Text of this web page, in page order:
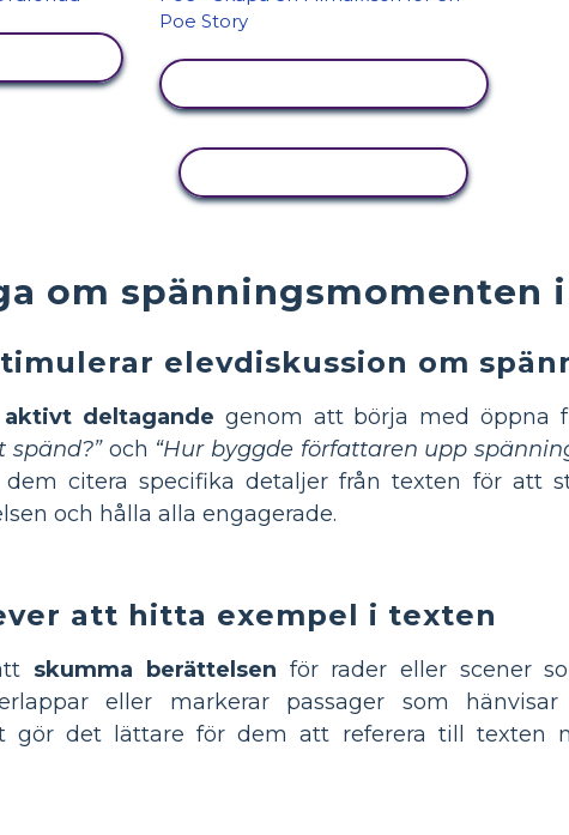
om spänningsmomenten
elevdiskussion om
aktivt deltagande genom att börja med öppna
spänd?”och “Hur byggde författaren upp
citera specifika detaljer från texten för att
och hålla alla engagerade.
att hitta exempel i texten
skumma berättelsen för rader eller scener
eller markerar passager som
gör det lättare för dem att referera till texten